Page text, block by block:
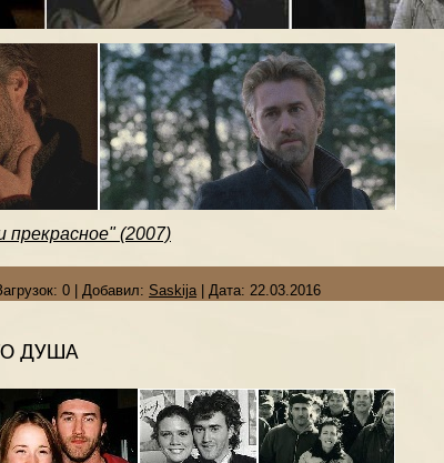
прекрасное" (2007)
0 Добавил: Saskija| Дата: 22.03.2016
ДУША